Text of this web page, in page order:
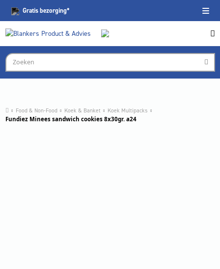
Gratisbezorging*
Food & Non-Food Koek & Banket Koek Multipacks
Fundiez Minees sandwich cookies 8x30gr. a24